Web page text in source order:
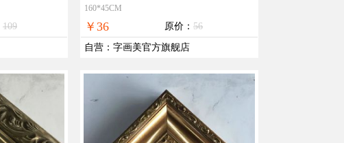
109
线支付，全国免邮
160*45CM
￥36 原价： 56
自营 ： 字画美官方旗舰店